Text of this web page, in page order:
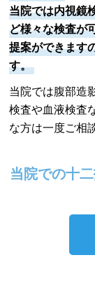
当院では内視鏡
ど様々な検査が
提案ができます
す。
当院では腹部造
検査や血液検査
な方は一度ご相
当院での十